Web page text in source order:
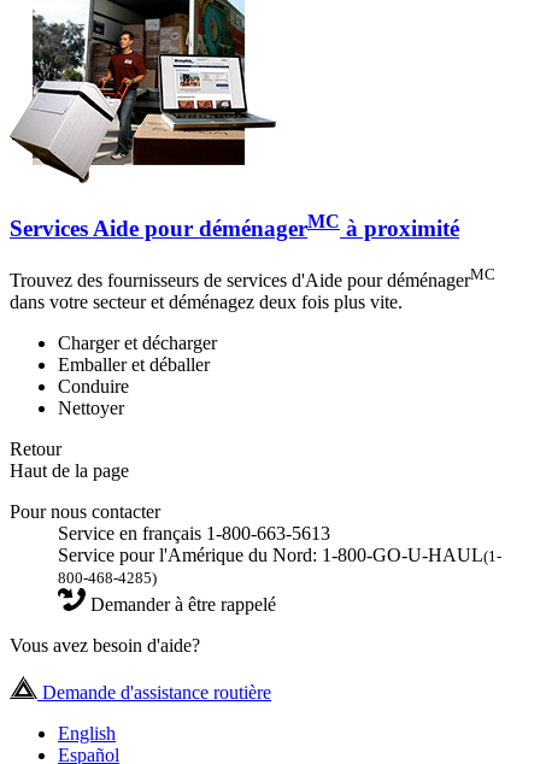
Services Aide pour déménagerMC à proximité
Trouvez des fournisseurs de services d'Aide pour déménagerMC
dans votre secteur et déménagez deux fois plus vite.
Charger et décharger
Emballer et déballer
Conduire
Nettoyer
Retour
Haut de la page
Pour nous contacter
Service en français 1-800-663-5613
Service pour l'Amérique du Nord: 1-800-GO-U-HAUL(1-
800-468-4285)
Demander à être rappelé
Vous avez besoin d'aide?
Demande d'assistance routière
English
Español